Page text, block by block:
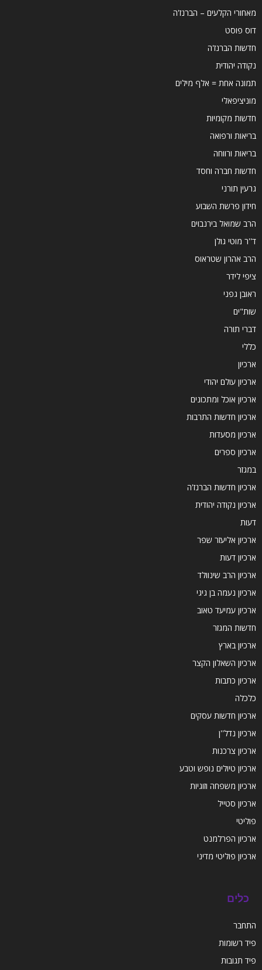
מאחורי הקלעים – הברנז'ה
דוס פוסט
חדשות הברנז'ה
נקודה יהודית
תמונה אחת = אלף מילים
מוניציפאלי
חדשות מקומיות
בריאות ורפואה
בריאות ורווחה
חדשות חברה וחסד
גרעין תורני
חידון פרשת השבוע
הרב שמואל בירנבוים
ד''ר מוטי גולן
הרב אהרון שטראוס
ציפי לידר
ראובן גפני
שות"ים
דברי תורה
כללי
ארכיון
ארכיון עולם יהודי
ארכיון אוכל ומתכונים
ארכיון חדשות התרבות
ארכיון מסעדות
ארכיון ספרים
במגזר
ארכיון חדשות הברנז'ה
ארכיון נקודה יהודית
דעות
ארכיון אליעזר שפר
ארכיון דעות
ארכיון הרב שינוולד
ארכיון נעמה בן גיגי
ארכיון עמיעד טאוב
חדשות המגזר
ארכיון בארץ
ארכיון השאלון הקצר
ארכיון כתבות
כלכלה
ארכיון חדשות עסקים
ארכיון נדל''ן
ארכיון צרכנות
ארכיון טיולים נופש וטבע
ארכיון משפחה וזוגיות
ארכיון סטייל
פוליטי
ארכיון הפרלמנט
ארכיון פוליטי מדיני
כלים
התחבר
פיד רשומות
פיד תגובות